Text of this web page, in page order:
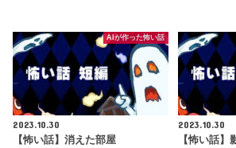
AIが作った怖い話
2023.10.30
【怖い話】消えた部屋
2023.10.30
【怖い話】